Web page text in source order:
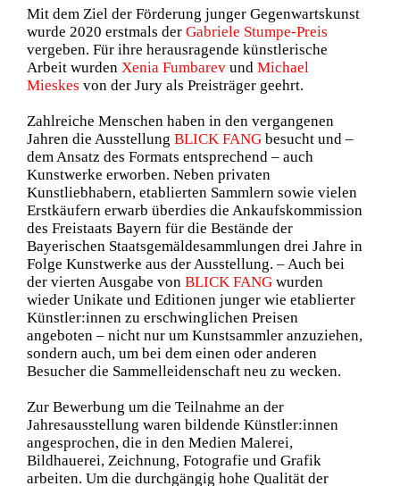
Mit dem Ziel der Förderung junger Gegenwartskunst
wurde 2020 erstmals der Gabriele Stumpe-Preis
vergeben. Für ihre herausragende künstlerische
Arbeit wurden Xenia Fumbarev und Michael
Mieskes von der Jury als Preisträger geehrt.
Zahlreiche Menschen haben in den vergangenen
Jahren die Ausstellung BLICK FANG besucht und –
dem Ansatz des Formats entsprechend – auch
Kunstwerke erworben. Neben privaten
Kunstliebhabern, etablierten Sammlern sowie vielen
Erstkäufern erwarb überdies die Ankaufskommission
des Freistaats Bayern für die Bestände der
Bayerischen Staatsgemäldesammlungen drei Jahre in
Folge Kunstwerke aus der Ausstellung. – Auch bei
der vierten Ausgabe von BLICK FANG wurden
wieder Unikate und Editionen junger wie etablierter
Künstler:innen zu erschwinglichen Preisen
angeboten – nicht nur um Kunstsammler anzuziehen,
sondern auch, um bei dem einen oder anderen
Besucher die Sammelleidenschaft neu zu wecken.
Zur Bewerbung um die Teilnahme an der
Jahresausstellung waren bildende Künstler:innen
angesprochen, die in den Medien Malerei,
Bildhauerei, Zeichnung, Fotografie und Grafik
arbeiten. Um die durchgängig hohe Qualität der